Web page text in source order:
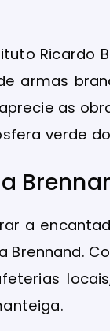
Ricardo
armas
as
verde
a
Brennand.